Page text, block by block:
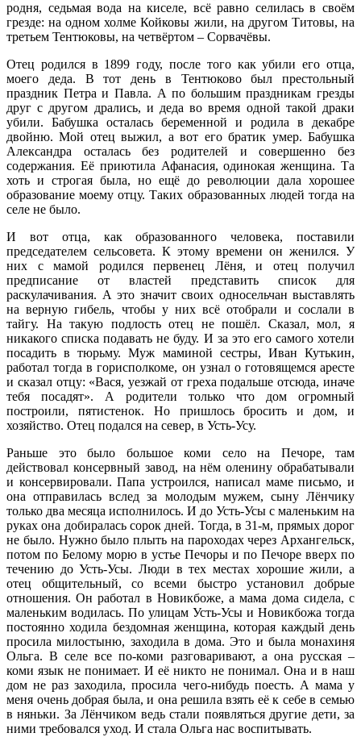
родня, седьмая вода на киселе, всё равно селилась в своём
грезде: на одном холме Койковы жили, на другом Титовы, на
третьем Тентюковы, на четвёртом – Сорвачёвы.
Отец родился в 1899 году, после того как убили его отца,
моего деда. В тот день в Тентюково был престольный
праздник Петра и Павла. А по большим праздникам грезды
друг с другом дрались, и деда во время одной такой драки
убили. Бабушка осталась беременной и родила в декабре
двойню. Мой отец выжил, а вот его братик умер. Бабушка
Александра осталась без родителей и совершенно без
содержания. Её приютила Афанасия, одинокая женщина. Та
хоть и строгая была, но ещё до революции дала хорошее
образование моему отцу. Таких образованных людей тогда на
селе не было.
И вот отца, как образованного человека, поставили
председателем сельсовета. К этому времени он женился. У
них с мамой родился первенец Лёня, и отец получил
предписание от властей представить список для
раскулачивания. А это значит своих односельчан выставлять
на верную гибель, чтобы у них всё отобрали и сослали в
тайгу. На такую подлость отец не пошёл. Сказал, мол, я
никакого списка подавать не буду. И за это его самого хотели
посадить в тюрьму. Муж маминой сестры, Иван Кутькин,
работал тогда в горисполкоме, он узнал о готовящемся аресте
и сказал отцу: «Вася, уезжай от греха подальше отсюда, иначе
тебя посадят». А родители только что дом огромный
построили, пятистенок. Но пришлось бросить и дом, и
хозяйство. Отец подался на север, в Усть-Усу.
Раньше это было большое коми село на Печоре, там
действовал консервный завод, на нём оленину обрабатывали
и консервировали. Папа устроился, написал маме письмо, и
она отправилась вслед за молодым мужем, сыну Лёнчику
только два месяца исполнилось. И до Усть-Усы с маленьким на
руках она добиралась сорок дней. Тогда, в 31-м, прямых дорог
не было. Нужно было плыть на пароходах через Архангельск,
потом по Белому морю в устье Печоры и по Печоре вверх по
течению до Усть-Усы. Люди в тех местах хорошие жили, а
отец общительный, со всеми быстро установил добрые
отношения. Он работал в Новикбоже, а мама дома сидела, с
маленьким водилась. По улицам Усть-Усы и Новикбожа тогда
постоянно ходила бездомная женщина, которая каждый день
просила милостыню, заходила в дома. Это и была монахиня
Ольга. В селе все по-коми разговаривают, а она русская –
коми язык не понимает. И её никто не понимал. Она и в наш
дом не раз заходила, просила чего-нибудь поесть. А мама у
меня очень добрая была, и она решила взять её к себе в семью
в няньки. За Лёнчиком ведь стали появляться другие дети, за
ними требовался уход. И стала Ольга нас воспитывать.